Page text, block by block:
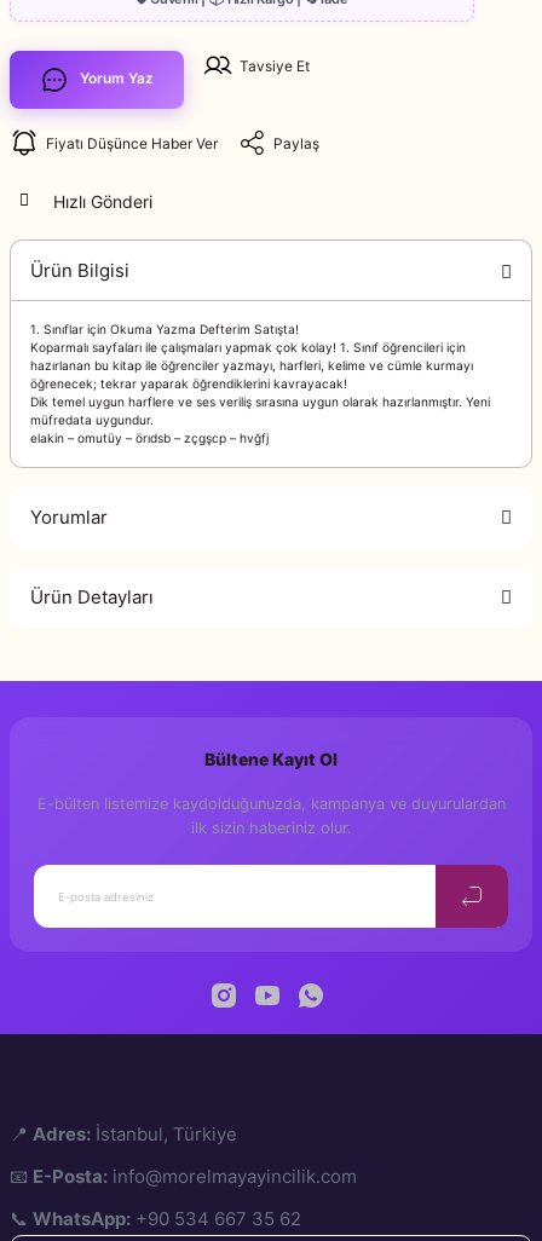
Yorum Yaz
Tavsiye Et
Fiyatı Düşünce Haber Ver Paylaş
Hızlı Gönderi
Ürün Bilgisi
1. Sınıflar için Okuma Yazma Defterim Satışta!
Koparmalı sayfaları ile çalışmaları yapmak çok kolay! 1. Sınıf öğrencileri için
hazırlanan bu kitap ile öğrenciler yazmayı, harfleri, kelime ve cümle kurmayı
öğrenecek; tekrar yaparak öğrendiklerini kavrayacak!
Dik temel uygun harflere ve ses veriliş sırasına uygun olarak hazırlanmıştır. Yeni
müfredata uygundur.
elakin – omutüy – örıdsb – zçgşcp – hvğfj
Yorumlar
Ürün Detayları
1. Baskı, Eylül 2020
19,5×27,5 cm
Sayfa 176
Kâğıt
Bültene Kayıt Ol
E-bülten listemize kaydolduğunuzda, kampanya ve duyurulardan
ilk sizin haberiniz olur.
📍 Adres: İstanbul, Türkiye
📧 E-Posta: info@morelmayayincilik.com
📞 WhatsApp: +90 534 667 35 62